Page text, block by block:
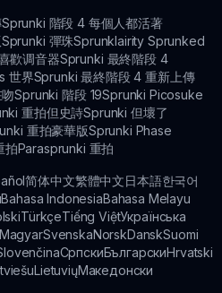
Sprunki 階段 4 每個人都活著
Sprunki 彈珠Sprunklairity Sprunked
歡调音器Sprunki 最終階段 4
世界Sprunki 最終階段 4 重新上傳
Sprunki 階段 19Sprunki Picosuke
重拍但史詩Sprunki 但壞了
重拍豪華版Sprunki Phase
拍Parasprunki 重拍
简体中文繁體中文日本語한국어
Bahasa IndonesiaBahasa Melayu
TürkçeTiếng ViệtУкраїнська
MagyarSvenskaNorskDanskSuomi
СрпскиБългарскиHrvatski
LietuviųМакедонски